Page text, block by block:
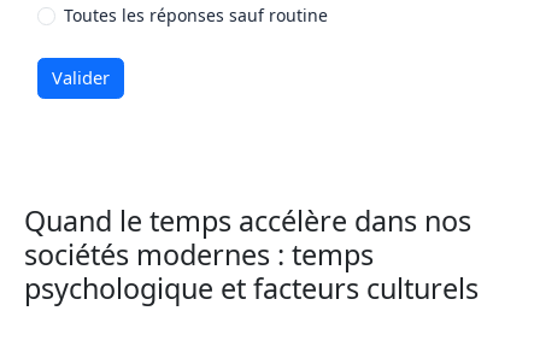
Toutes les réponses sauf routine
Valider
Quand le temps accélère dans nos
sociétés modernes : temps
psychologique et facteurs culturels